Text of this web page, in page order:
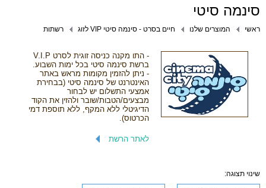
סינמה סיטי
ראשי המוצרים שלנו חיים בסרט - סינמה סיטי VIP לזוג רשתות
- התו מקנה כניסה זוגית לסרט V.I.P
ברשת סינמה סיטי בכל ימות השבוע.
- ניתן להזמין מקומות מראש באתר
האינטרנט של סינמה סיטי (בבחירת
אמצעי התשלום יש לבחור
מבצעים/הטבות/שובר ולהזין את הקוד
הדיגיטלי ללא המקף, ללא תוספת דמי
הכרטוס).
לאתר הרשת
שינוי תצוגה: